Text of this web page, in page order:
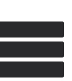
Fischer ·